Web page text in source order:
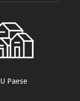
U Paese